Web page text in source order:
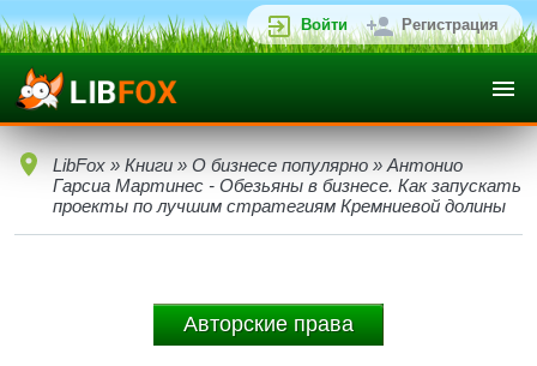
Войти Регистрация
LibFox » Книги » О бизнесе популярно » Антонио
Гарсиа Мартинес - Обезьяны в бизнесе. Как запускать
проекты по лучшим стратегиям Кремниевой долины
Авторские права